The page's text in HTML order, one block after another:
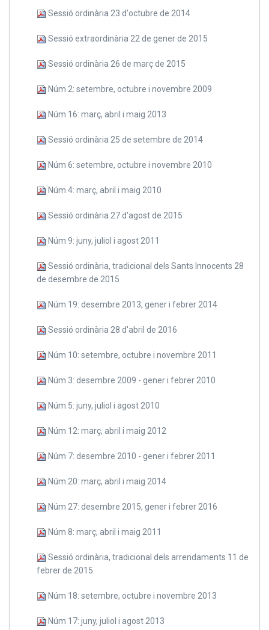
Sessió ordinària 23 d'octubre de 2014
Sessió extraordinària 22 de gener de 2015
Sessió ordinària 26 de març de 2015
Núm 2: setembre, octubre i novembre 2009
Núm 16: març, abril i maig 2013
Sessió ordinària 25 de setembre de 2014
Núm 6: setembre, octubre i novembre 2010
Núm 4: març, abril i maig 2010
Sessió ordinària 27 d'agost de 2015
Núm 9: juny, juliol i agost 2011
Sessió ordinària, tradicional dels Sants Innocents 28
de desembre de 2015
Núm 19: desembre 2013, gener i febrer 2014
Sessió ordinària 28 d'abril de 2016
Núm 10: setembre, octubre i novembre 2011
Núm 3: desembre 2009 - gener i febrer 2010
Núm 5: juny, juliol i agost 2010
Núm 12: març, abril i maig 2012
Núm 7: desembre 2010 - gener i febrer 2011
Núm 20: març, abril i maig 2014
Núm 27: desembre 2015, gener i febrer 2016
Núm 8: març, abril i maig 2011
Sessió ordinària, tradicional dels arrendaments 11 de
febrer de 2015
Núm 18: setembre, octubre i novembre 2013
Núm 17: juny, juliol i agost 2013